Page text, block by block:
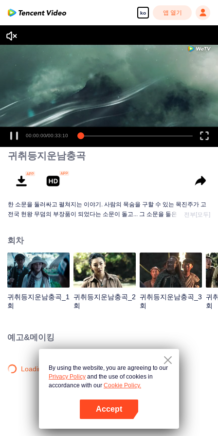
ko 앱 열기
00:00:00/00:33:10
귀취등지운남충곡
한 소문을 둘러싸고 펼쳐지는 이야기. 사람의 목숨을 구할 수 있는 목진주가 고
전국 헌왕 무덤의 부장품이 되었다는 소문이 돌고... 그 소문을 들은 모금교위 호
전부[모두]
회차
귀취등지운남충곡_1
회
귀취등지운남충곡_2
회
귀취등지운남충곡_3
회
귀
회
예고&메이킹
Loading…By using the website, you are agreeing to our
Privacy Policy and the use of cookies in
accordance with our Cookie Policy.
Accept